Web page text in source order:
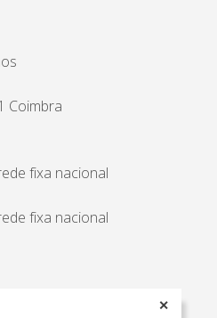
✕
Coimbra
fixa nacional
fixa nacional